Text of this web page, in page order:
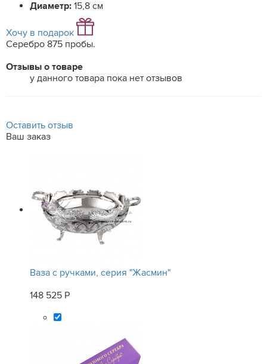
Диаметр: 15,8 см
Хочу в подарок
Серебро 875 пробы.
Отзывы о товаре
у данного товара пока нет отзывов
Оставить отзыв
Ваш заказ
Ваза с ручками, серия "Жасмин"
148 525 Р